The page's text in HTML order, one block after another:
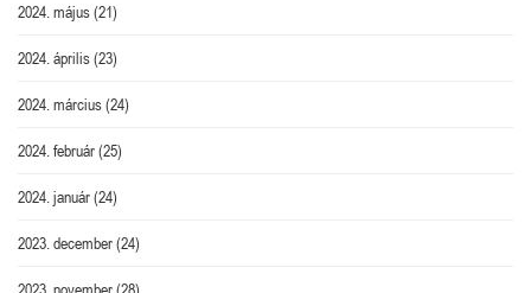
2024. május(21)
2024. április(23)
2024. március(24)
2024. február(25)
2024. január(24)
2023. december(24)
2023. november(28)